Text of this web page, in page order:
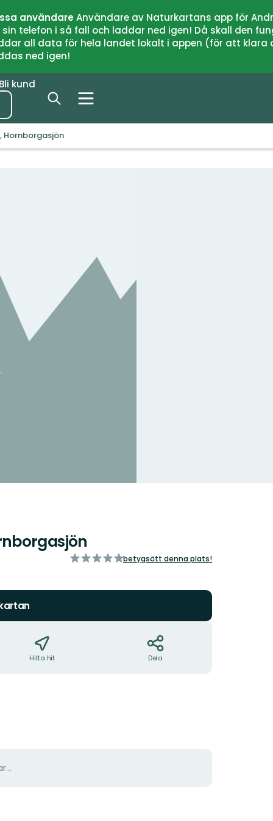
användareAnvändare av Naturkartans app för
telefon i så fall och laddar ned igen! Då skall den
all data för hela landet lokalt i appen (för att
ned igen!
Bli kund
Hornborgasjön
av
betygsätt denna plats!
Hitta hit Dela